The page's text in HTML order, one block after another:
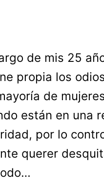
de mis 25
propia los
de
están en una
por lo
querer